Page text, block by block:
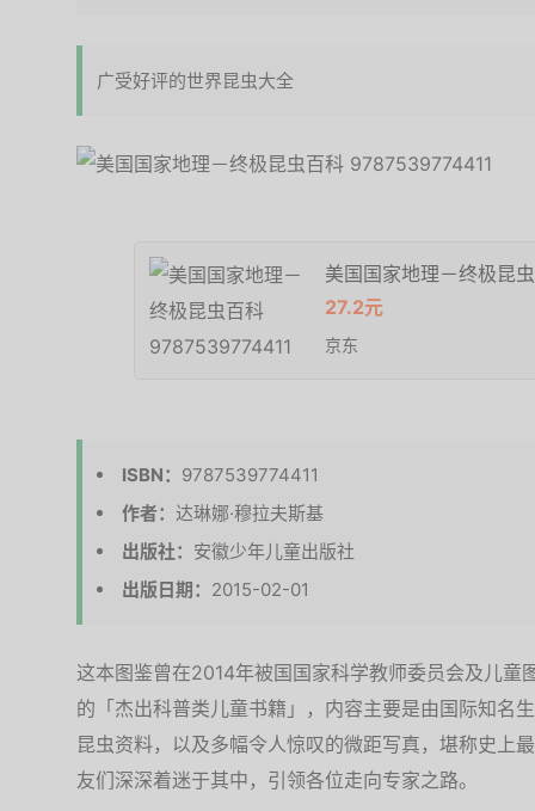
广受好评的世界昆虫大全
美国国家地理－终极昆
27.2元
京东
ISBN： 9787539774411
作者： 达琳娜·穆拉夫斯基
出版社： 安徽少年儿童出版社
出版日期： 2015-02-01
这本图鉴曾在2014年被国国家科学教师委员会及儿童
的「杰出科普类儿童书籍」，内容主要是由国际知名
昆虫资料，以及多幅令人惊叹的微距写真，堪称史上
友们深深着迷于其中，引领各位走向专家之路。